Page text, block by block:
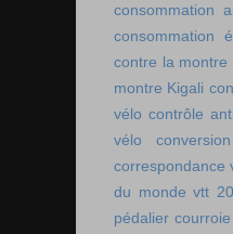
consommation
consommation
contre la montre
montre Kigali
vélo contrôle
vélo
correspondance
du monde vtt
pédalier